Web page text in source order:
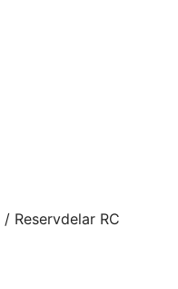
/ Reservdelar RC